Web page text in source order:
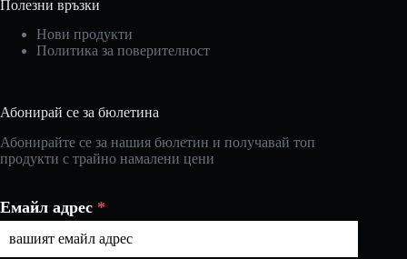
Полезни връзки
Нови продукти
Политика за поверителност
Абонирай се за бюлетина
Абонирайте се за нашия бюлетин и получавай топ
продукти с трайно намалени цени
Емайл адрес *